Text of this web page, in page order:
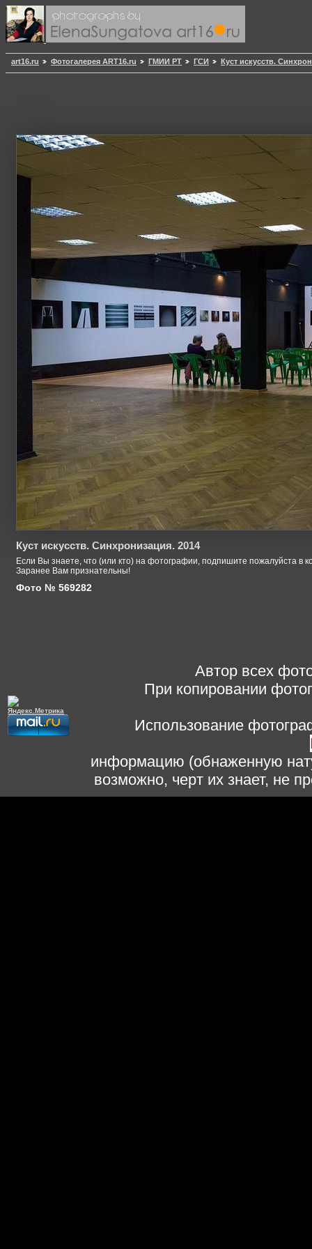
art16.ru Фотогалерея ART16.ru ГМИИ РТ ГСИ Куст искусств.
Куст искусств. Синхронизация. 2014
Если Вы знаете, что (или кто) на фотографии, подпишите пожалуйста в
Заранее Вам признательны!
Фото № 569282
Автор всех
При копировании
Использование
информацию (обнаженную
возможно, черт их знает, не